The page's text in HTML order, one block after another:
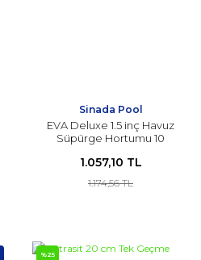
Sinada Pool
EVA Deluxe 1.5 inç Havuz
Süpürge Hortumu 10
1.057,10 TL
1.174,56 TL
%25